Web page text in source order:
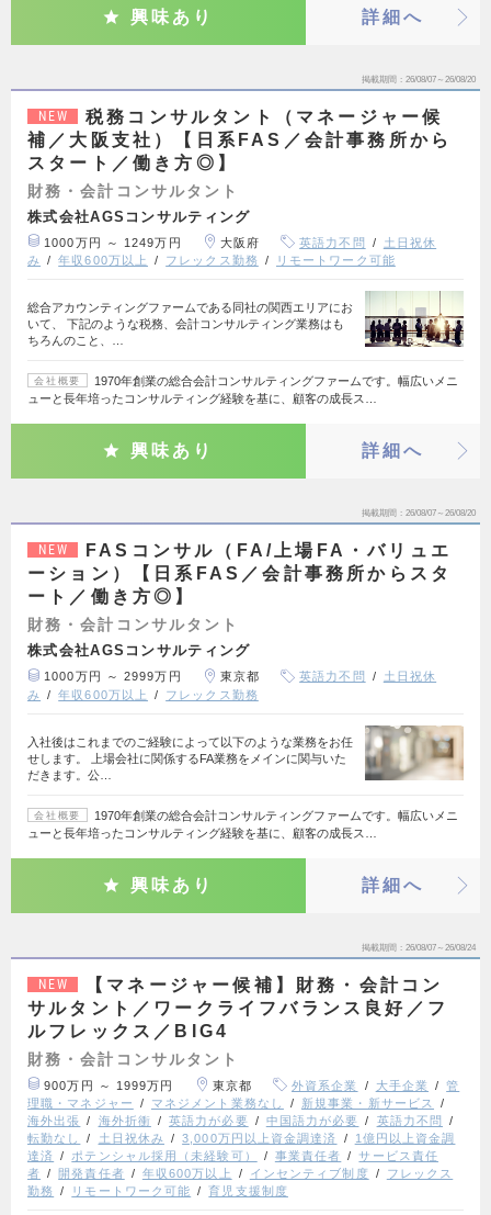
興味あり 詳細へ
掲載期間 26/08/07～26/08/20
NEW
税務コンサルタント（マネージャー候
補／大阪支社）【日系FAS／会計事務所から
スタート／働き方◎】
財務・会計コンサルタント
株式会社AGSコンサルティング
1000万円 ～ 1249万円 大阪府 英語力不問
土日祝休
み
年収600万以上 フレックス勤務 リモートワーク可能
総合アカウンティングファームである同社の関西エリアにお
いて、 下記のような税務、会計コンサルティング業務はも
ちろんのこと、…
会社概要
1970年創業の総合会計コンサルティングファームです。幅広いメニ
ューと長年培ったコンサルティング経験を基に、顧客の成長ス…
興味あり 詳細へ
掲載期間 26/08/07～26/08/20
NEW
FASコンサル（FA/上場FA・バリュエ
ーション）【日系FAS／会計事務所からスタ
ート／働き方◎】
財務・会計コンサルタント
株式会社AGSコンサルティング
1000万円 ～ 2999万円 東京都 英語力不問
土日祝休
み
年収600万以上 フレックス勤務
入社後はこれまでのご経験によって以下のような業務をお任
せします。 上場会社に関係するFA業務をメインに関与いた
だきます。公…
会社概要
1970年創業の総合会計コンサルティングファームです。幅広いメニ
ューと長年培ったコンサルティング経験を基に、顧客の成長ス…
興味あり 詳細へ
掲載期間 26/08/07～26/08/24
NEW
【マネージャー候補】財務・会計コン
サルタント／ワークライフバランス良好／フ
ルフレックス／BIG4
財務・会計コンサルタント
900万円 ～ 1999万円 東京都 外資系企業 大手企業
管
理職・マネジャー
マネジメント業務なし
新規事業・新サービス
海外出張
海外折衝 英語力が必要 中国語力が必要
英語力不問
転勤なし
土日祝休み 3,000万円以上資金調達済
1億円以上資金調
達済
ポテンシャル採用（未経験可） 事業責任者
サービス責任
者
開発責任者 年収600万以上 インセンティブ制度
フレックス
勤務
リモートワーク可能 育児支援制度